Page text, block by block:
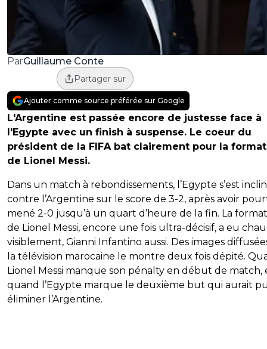
ParGuillaume Conte
Partager sur
Ajouter comme source préférée sur Google
L'Argentine est passée encore de justesse face à
l'Egypte avec un finish à suspense. Le coeur du
président de la FIFA bat clairement pour la
de Lionel Messi.
Dans un match à rebondissements, l’Egypte s’est
contre l’Argentine sur le score de 3-2, après avoir
mené 2-0 jusqu’à un quart d’heure de la fin. La
de Lionel Messi, encore une fois ultra-décisif, a eu
visiblement, Gianni Infantino aussi. Des images
la télévision marocaine le montre deux fois dépité.
Lionel Messi manque son pénalty en début de match,
quand l’Egypte marque le deuxième but qui aurait
éliminer l’Argentine.